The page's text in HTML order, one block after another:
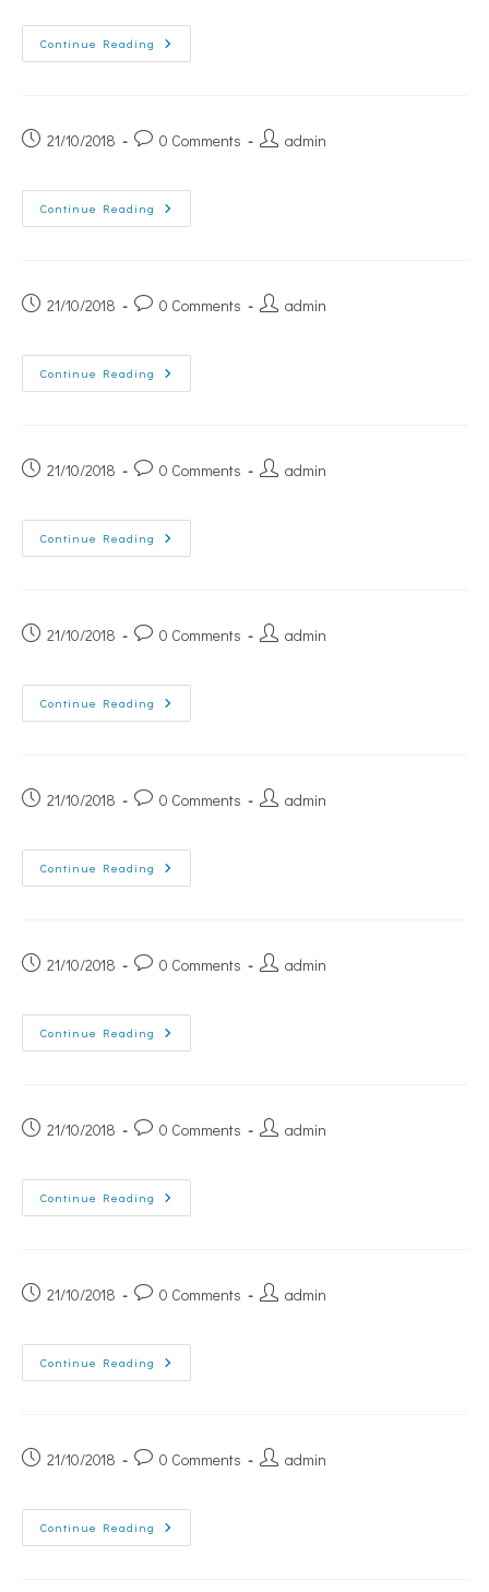
Continue Reading
21/10/2018 0 Comments admin
Continue Reading
21/10/2018 0 Comments admin
Continue Reading
21/10/2018 0 Comments admin
Continue Reading
21/10/2018 0 Comments admin
Continue Reading
21/10/2018 0 Comments admin
Continue Reading
21/10/2018 0 Comments admin
Continue Reading
21/10/2018 0 Comments admin
Continue Reading
21/10/2018 0 Comments admin
Continue Reading
21/10/2018 0 Comments admin
Continue Reading